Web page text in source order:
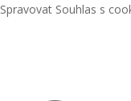
Spravovat Souhlas s